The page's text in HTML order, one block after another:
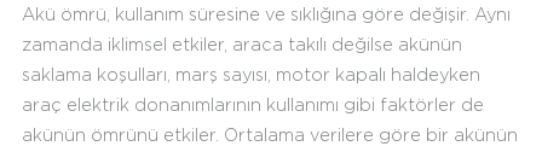
Akü ömrü, kullanım süresine ve sıklığına göre değişir. Aynı
zamanda iklimsel etkiler, araca takılı değilse akünün
saklama koşulları, marş sayısı, motor kapalı haldeyken
araç elektrik donanımlarının kullanımı gibi faktörler de
akünün ömrünü etkiler. Ortalama verilere göre bir akünün